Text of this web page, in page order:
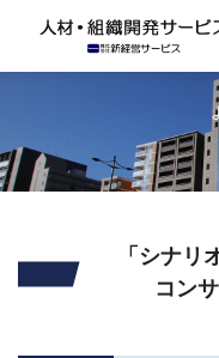
「シナリ
コン